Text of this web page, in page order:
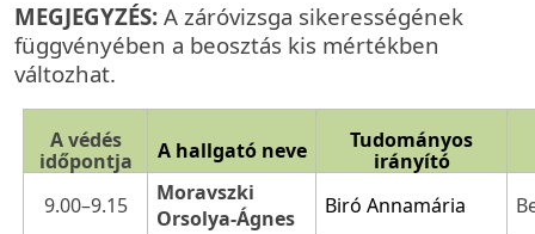
MEGJEGYZÉS: A záróvizsga sikerességének
függvényében a beosztás kis mértékben
változhat.
A védés
időpontja
A hallgató neve
Tudományos
irányító
9.00–9.15
Moravszki
Orsolya-Ágnes
Biró Annamária